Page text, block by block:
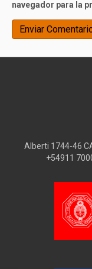
navegador para la
Alberti 1744-46
+54911